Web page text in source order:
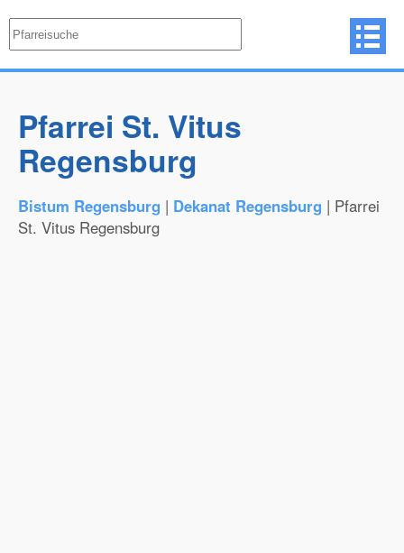
Pfarrei St. Vitus
Regensburg
Bistum Regensburg | Dekanat Regensburg | Pfarrei
St. Vitus Regensburg